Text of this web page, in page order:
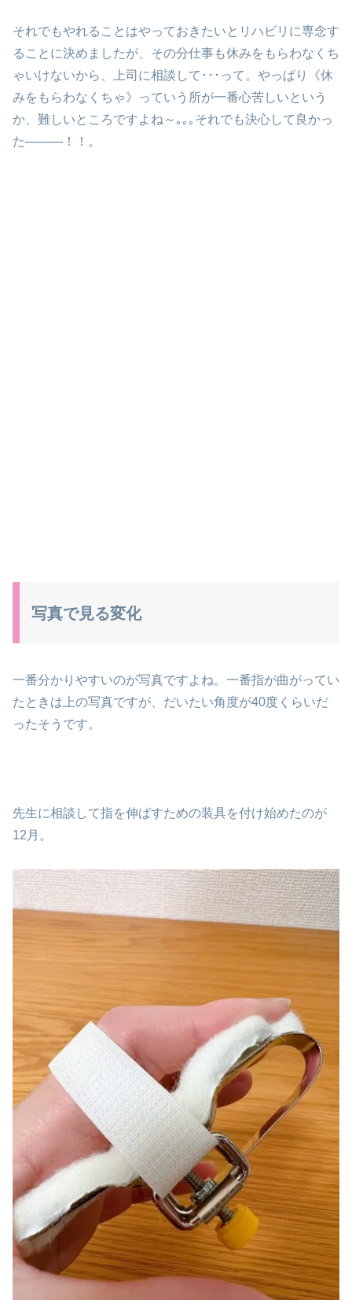
それでもやれることはやっておきたいとリハビリに専念す
ることに決めましたが、その分仕事も休みをもらわなくち
ゃいけないから、上司に相談して･･･って。やっぱり《休
みをもらわなくちゃ》っていう所が一番心苦しいという
か、難しいところですよね～｡｡｡それでも決心して良かっ
た―――！！。
写真で見る変化
一番分かりやすいのが写真ですよね。一番指が曲がってい
たときは上の写真ですが、だいたい角度が40度くらいだ
ったそうです。
先生に相談して指を伸ばすための装具を付け始めたのが
12月。